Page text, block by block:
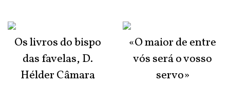
Os livros do bispo
das favelas, D.
Hélder Câmara
«O maior de entre
vós será o vosso
servo»